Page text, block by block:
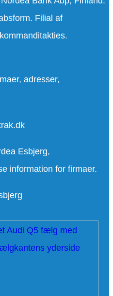
Filial af
adresser,
Esbjerg,
information for firmaer.